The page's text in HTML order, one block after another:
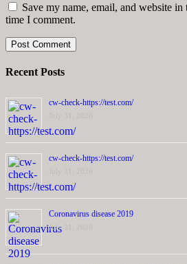
Save my name, email, and website
time I comment.
Recent Posts
cw-check-https://test.com/
cw-check-https://test.com/
Coronavirus disease 2019
July 31, 2026